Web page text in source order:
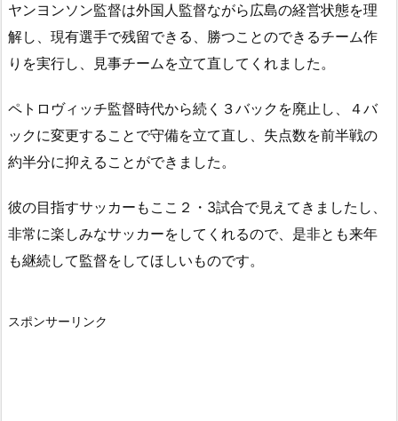
ヤンヨンソン監督は外国人監督ながら広島の経営状態を理
解し、現有選手で残留できる、勝つことのできるチーム作
りを実行し、見事チームを立て直してくれました。
ペトロヴィッチ監督時代から続く３バックを廃止し、４バ
ックに変更することで守備を立て直し、失点数を前半戦の
約半分に抑えることができました。
彼の目指すサッカーもここ２・3試合で見えてきましたし、
非常に楽しみなサッカーをしてくれるので、是非とも来年
も継続して監督をしてほしいものです。
スポンサーリンク